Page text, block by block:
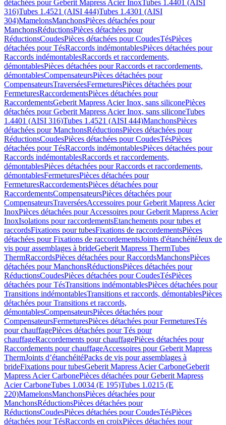
détachées pour Geberit Mapress Acier InoxTubes 1.4401 (AISI
316)Tubes 1.4521 (AISI 444)Tubes 1.4301 (AISI
304)MamelonsManchonsPièces détachées pour
ManchonsRéductionsPièces détachées pour
RéductionsCoudesPièces détachées pour CoudesTésPièces
détachées pour TésRaccords indémontablesPièces détachées pour
Raccords indémontablesRaccords et raccordements,
démontablesPièces détachées pour Raccords et raccordements,
démontablesCompensateursPièces détachées pour
CompensateursTraverséesFermeturesPièces détachées pour
FermeturesRaccordementsPièces détachées pour
RaccordementsGeberit Mapress Acier Inox, sans siliconePièces
détachées pour Geberit Mapress Acier Inox, sans siliconeTubes
1.4401 (AISI 316)Tubes 1.4521 (AISI 444)ManchonsPièces
détachées pour ManchonsRéductionsPièces détachées pour
RéductionsCoudesPièces détachées pour CoudesTésPièces
détachées pour TésRaccords indémontablesPièces détachées pour
Raccords indémontablesRaccords et raccordements,
démontablesPièces détachées pour Raccords et raccordements,
démontablesFermeturesPièces détachées pour
FermeturesRaccordementsPièces détachées pour
RaccordementsCompensateursPièces détachées pour
CompensateursTraverséesAccessoires pour Geberit Mapress Acier
InoxPièces détachées pour Accessoires pour Geberit Mapress Acier
InoxIsolations pour raccordementsEtanchements pour tubes et
raccordsFixations pour tubesFixations de raccordementsPièces
détachées pour Fixations de raccordementsJoints d'étanchéitéJeux de
vis pour assemblages à brideGeberit Mapress ThermTubes
ThermRaccordsPièces détachées pour RaccordsManchonsPièces
détachées pour ManchonsRéductionsPièces détachées pour
RéductionsCoudesPièces détachées pour CoudesTésPièces
détachées pour TésTransitions indémontablesPièces détachées pour
Transitions indémontablesTransitions et raccords, démontablesPièces
détachées pour Transitions et raccords,
démontablesCompensateursPièces détachées pour
CompensateursFermeturesPièces détachées pour FermeturesTés
pour chauffagePièces détachées pour Tés pour
chauffageRaccordements pour chauffagePièces détachées pour
Raccordements pour chauffageAccessoires pour Geberit Mapress
ThermJoints d’étanchéitéPacks de vis pour assemblages à
brideFixations pour tubesGeberit Mapress Acier CarboneGeberit
Mapress Acier CarbonePièces détachées pour Geberit Mapress
Acier CarboneTubes 1.0034 (E 195)Tubes 1.0215 (E
220)MamelonsManchonsPièces détachées pour
ManchonsRéductionsPièces détachées pour
RéductionsCoudesPièces détachées pour CoudesTésPièces
détachées pour TésRaccords en croixPièces détachées pour